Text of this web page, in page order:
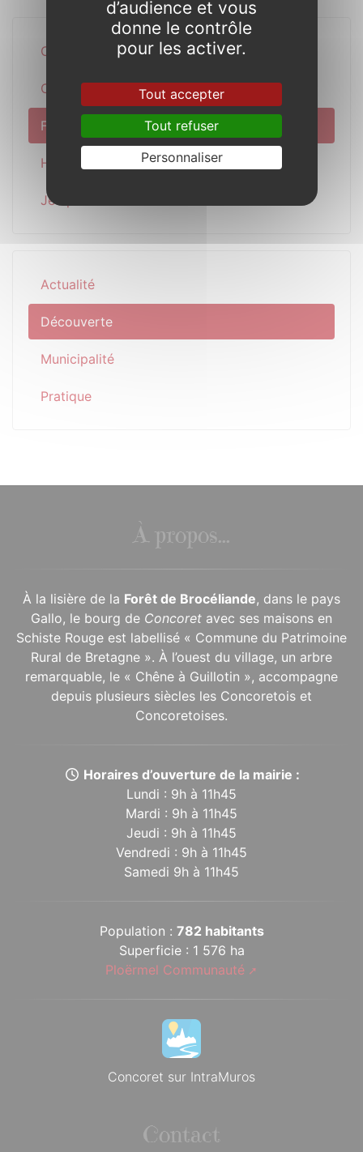
Circuits et randonnées
Culture et patrimoine
Films et documentaires
Hébergements et camping
Jeu patrimonial
Actualité
Découverte
Municipalité
Pratique
À propos...
À la lisière de la Forêt de Brocéliande, dans le pays
Gallo, le bourg de Concoret avec ses maisons en
Schiste Rouge est labellisé « Commune du Patrimoine
Rural de Bretagne ». À l’ouest du village, un arbre
remarquable, le « Chêne à Guillotin », accompagne
depuis plusieurs siècles les Concoretois et
Concoretoises.
Horaires d’ouverture de la mairie :
Lundi : 9h à 11h45
Mardi : 9h à 11h45
Jeudi : 9h à 11h45
Vendredi : 9h à 11h45
Samedi 9h à 11h45
Population : 782 habitants
Superficie : 1 576 ha
Ploërmel Communauté
Concoret sur IntraMuros
Contact
d’audience et vous
donne le contrôle
pour les activer.
Tout accepter
Tout refuser
Personnaliser